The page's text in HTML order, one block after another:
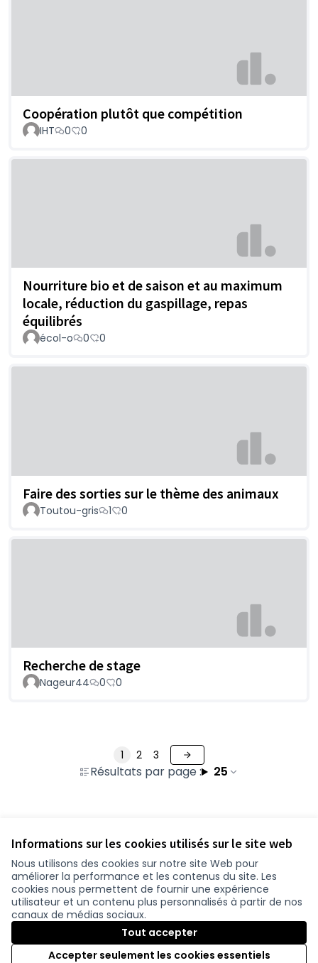
Informations sur les cookies utilisés sur le site web
Nous utilisons des cookies sur notre site Web pour
améliorer la performance et les contenus du site. Les
cookies nous permettent de fournir une expérience
utilisateur et un contenu plus personnalisés à partir de nos
canaux de médias sociaux.
Tout accepter
Accepter seulement les cookies essentiels
Coopération plutôt que compétition
IHT 0 0
Nourriture bio et de saison et au maximum
locale, réduction du gaspillage, repas
équilibrés
écol-o 0 0
Faire des sorties sur le thème des animaux
Toutou-gris 1 0
Recherche de stage
Nageur44 0 0
Résultats par page : 25
1 2 3
Conditions d'utilisation
Paramètres des cookies
participer.loire-atlantique.fr sur Facebook
(Nouvelle fenêtre)
participer.loire-atlantique.fr sur Instagram
(Nouvelle fenêtre)
participer.loire-atlantique.fr sur YouTube
(Nouvelle fenêtre)